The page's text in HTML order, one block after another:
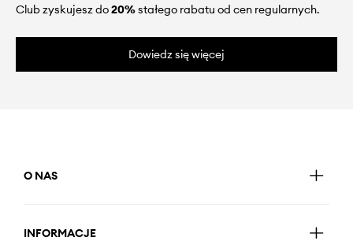
Club zyskujesz do20%stałego rabatu od cen regularnych.
Dowiedz się więcej
O NAS
INFORMACJE